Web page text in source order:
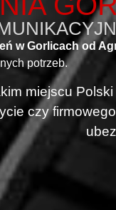
w Gorlicach od
potrzeb.
miejscu
czy